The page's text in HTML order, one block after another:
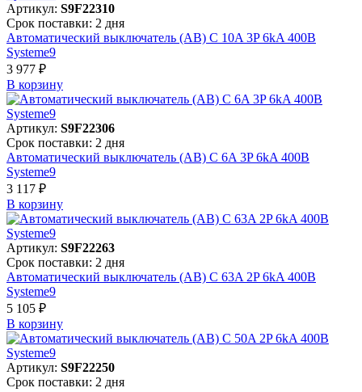
Артикул: S9F22310
Срок поставки: 2 дня
Автоматический выключатель (АВ) C 10A 3P 6kA 400В
Systeme9
3 977 ₽
В корзинy
Артикул: S9F22306
Срок поставки: 2 дня
Автоматический выключатель (АВ) C 6A 3P 6kA 400В
Systeme9
3 117 ₽
В корзинy
Артикул: S9F22263
Срок поставки: 2 дня
Автоматический выключатель (АВ) C 63A 2P 6kA 400В
Systeme9
5 105 ₽
В корзинy
Артикул: S9F22250
Срок поставки: 2 дня